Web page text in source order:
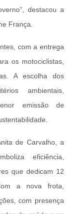
destacou a
França.
com a entrega
os motociclistas,
A escolha dos
ambientais,
emissão de
de Carvalho, a
eficiência,
que dedicam 12
a nova frota,
com presença